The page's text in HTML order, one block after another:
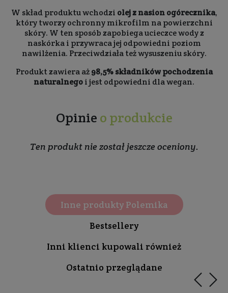
W skład produktu wchodzi olej z nasion ogórecznika,
który tworzy ochronny mikrofilm na powierzchni
skóry. W ten sposób zapobiega ucieczce wody z
naskórka i przywraca jej odpowiedni poziom
nawilżenia. Przeciwdziała też wysuszeniu skóry.
Produkt zawiera aż98,5% składników pochodzenia
naturalnegoi jest odpowiedni dla wegan.
Opinie o produkcie
Ten produkt nie został jeszcze oceniony.
Inne produkty Polemika
Bestsellery
Inni klienci kupowali również
Ostatnio przeglądane